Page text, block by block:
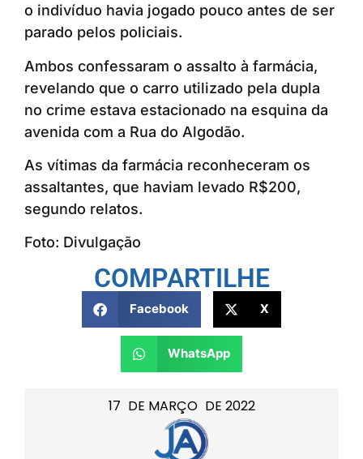
17 DE MARÇO DE 2022
o indivíduo havia jogado pouco antes de ser
parado pelos policiais.
Ambos confessaram o assalto à farmácia,
revelando que o carro utilizado pela dupla
no crime estava estacionado na esquina da
avenida com a Rua do Algodão.
As vítimas da farmácia reconheceram os
assaltantes, que haviam levado R$200,
segundo relatos.
Foto: Divulgação
COMPARTILHE
Facebook X
WhatsApp